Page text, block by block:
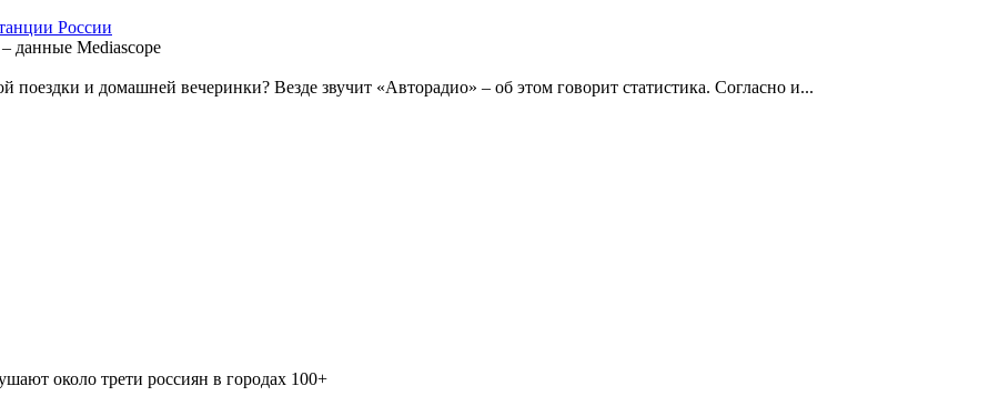
России
данные Mediascope
поездки и домашней вечеринки? Везде звучит «Авторадио» – об этом говорит статистика. Согласно и...
около трети россиян в городах 100+